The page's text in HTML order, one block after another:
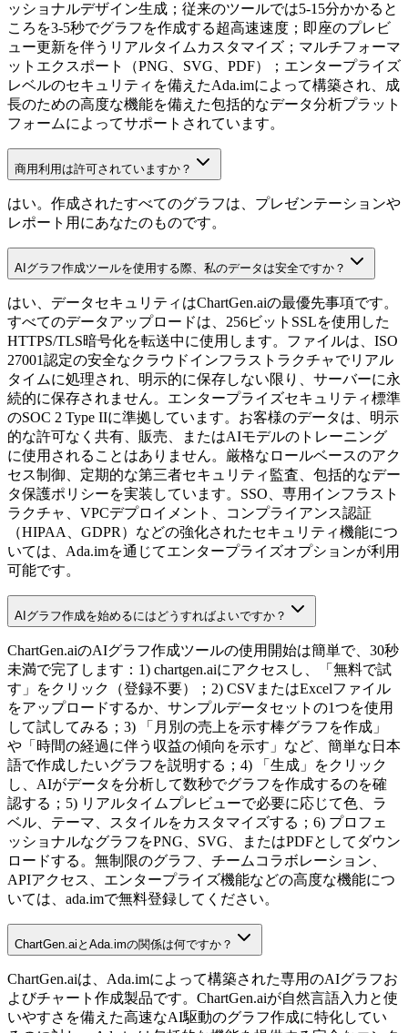
ッショナルデザイン生成；従来のツールでは5-15分かかると
ころを3-5秒でグラフを作成する超高速速度；即座のプレビ
ュー更新を伴うリアルタイムカスタマイズ；マルチフォーマ
ットエクスポート（PNG、SVG、PDF）；エンタープライズ
レベルのセキュリティを備えたAda.imによって構築され、成
長のための高度な機能を備えた包括的なデータ分析プラット
フォームによってサポートされています。
商用利用は許可されていますか？
はい。作成されたすべてのグラフは、プレゼンテーションや
レポート用にあなたのものです。
AIグラフ作成ツールを使用する際、私のデータは安全ですか？
はい、データセキュリティはChartGen.aiの最優先事項です。
すべてのデータアップロードは、256ビットSSLを使用した
HTTPS/TLS暗号化を転送中に使用します。ファイルは、ISO
27001認定の安全なクラウドインフラストラクチャでリアル
タイムに処理され、明示的に保存しない限り、サーバーに永
続的に保存されません。エンタープライズセキュリティ標準
のSOC 2 Type IIに準拠しています。お客様のデータは、明示
的な許可なく共有、販売、またはAIモデルのトレーニング
に使用されることはありません。厳格なロールベースのアク
セス制御、定期的な第三者セキュリティ監査、包括的なデー
タ保護ポリシーを実装しています。SSO、専用インフラスト
ラクチャ、VPCデプロイメント、コンプライアンス認証
（HIPAA、GDPR）などの強化されたセキュリティ機能につ
いては、Ada.imを通じてエンタープライズオプションが利用
可能です。
AIグラフ作成を始めるにはどうすればよいですか？
ChartGen.aiのAIグラフ作成ツールの使用開始は簡単で、30秒
未満で完了します：1) chartgen.aiにアクセスし、「無料で試
す」をクリック（登録不要）；2) CSVまたはExcelファイル
をアップロードするか、サンプルデータセットの1つを使用
して試してみる；3) 「月別の売上を示す棒グラフを作成」
や「時間の経過に伴う収益の傾向を示す」など、簡単な日本
語で作成したいグラフを説明する；4) 「生成」をクリック
し、AIがデータを分析して数秒でグラフを作成するのを確
認する；5) リアルタイムプレビューで必要に応じて色、ラ
ベル、テーマ、スタイルをカスタマイズする；6) プロフェ
ッショナルなグラフをPNG、SVG、またはPDFとしてダウン
ロードする。無制限のグラフ、チームコラボレーション、
APIアクセス、エンタープライズ機能などの高度な機能につ
いては、ada.imで無料登録してください。
ChartGen.aiとAda.imの関係は何ですか？
ChartGen.aiは、Ada.imによって構築された専用のAIグラフお
よびチャート作成製品です。ChartGen.aiが自然言語入力と使
いやすさを備えた高速なAI駆動のグラフ作成に特化してい